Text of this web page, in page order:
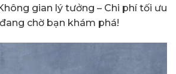
gian lý tưởng – Chi phí tối ưu
chờ bạn khám phá!